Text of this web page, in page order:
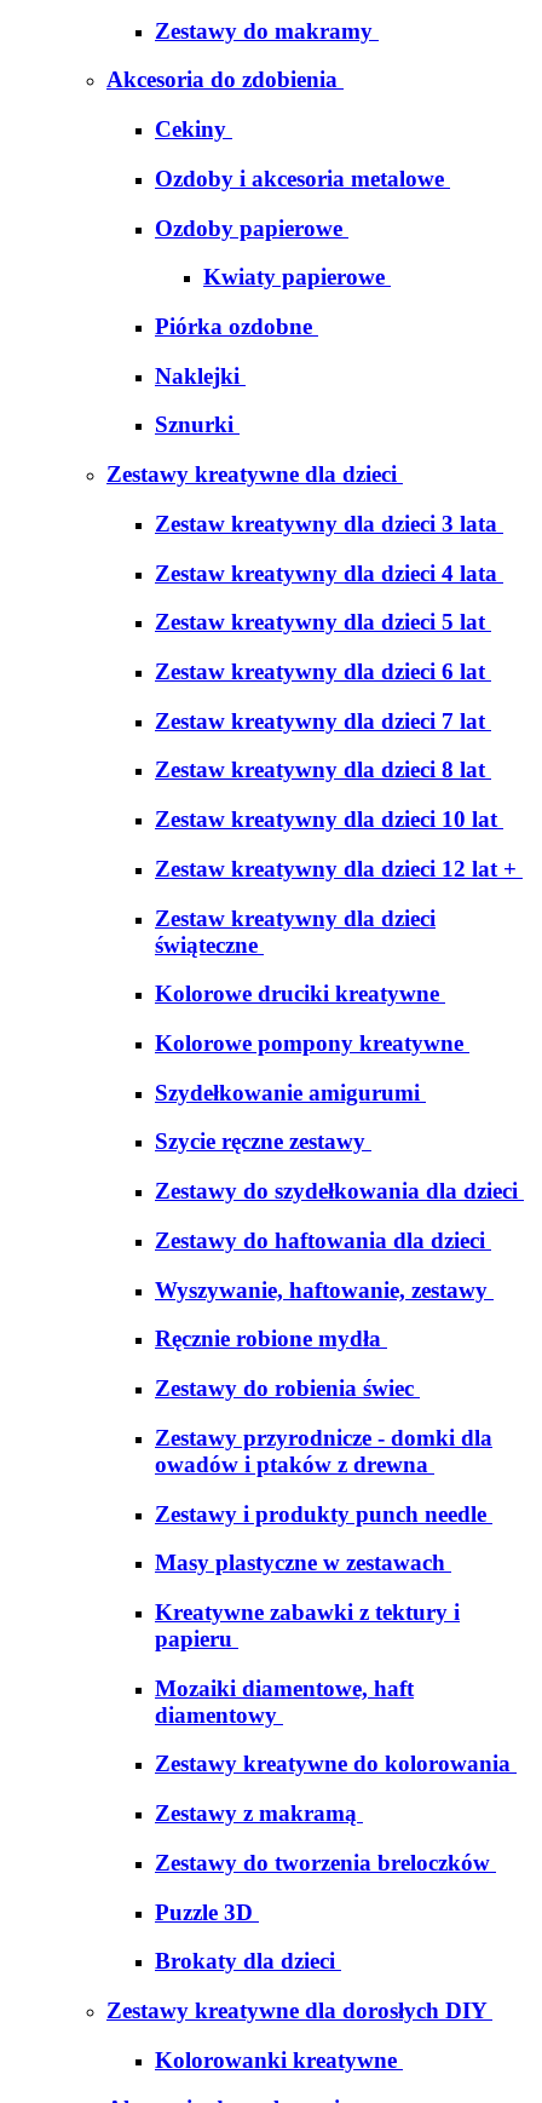
Zestawy do makramy
Akcesoria do zdobienia
Cekiny
Ozdoby i akcesoria metalowe
Ozdoby papierowe
Kwiaty papierowe
Piórka ozdobne
Naklejki
Sznurki
Zestawy kreatywne dla dzieci
Zestaw kreatywny dla dzieci 3 lata
Zestaw kreatywny dla dzieci 4 lata
Zestaw kreatywny dla dzieci 5 lat
Zestaw kreatywny dla dzieci 6 lat
Zestaw kreatywny dla dzieci 7 lat
Zestaw kreatywny dla dzieci 8 lat
Zestaw kreatywny dla dzieci 10 lat
Zestaw kreatywny dla dzieci 12 lat +
Zestaw kreatywny dla dzieci
świąteczne
Kolorowe druciki kreatywne
Kolorowe pompony kreatywne
Szydełkowanie amigurumi
Szycie ręczne zestawy
Zestawy do szydełkowania dla dzieci
Zestawy do haftowania dla dzieci
Wyszywanie, haftowanie, zestawy
Ręcznie robione mydła
Zestawy do robienia świec
Zestawy przyrodnicze - domki dla
owadów i ptaków z drewna
Zestawy i produkty punch needle
Masy plastyczne w zestawach
Kreatywne zabawki z tektury i
papieru
Mozaiki diamentowe, haft
diamentowy
Zestawy kreatywne do kolorowania
Zestawy z makramą
Zestawy do tworzenia breloczków
Puzzle 3D
Brokaty dla dzieci
Zestawy kreatywne dla dorosłych DIY
Kolorowanki kreatywne